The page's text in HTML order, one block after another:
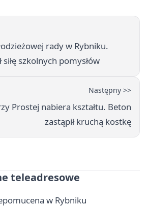
rady w Rybniku.
siłę szkolnych pomysłów
Następny >>
Prostej nabiera kształtu. Beton
zastąpił kruchą kostkę
teleadresowe
w Rybniku